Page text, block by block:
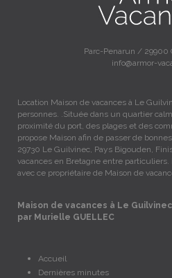
Parc-Penarun / 29900
info@armor-
Location Maison de vacances à Le
personnes. .Située dans un quartier
proximité du port, des plages et des
propose Maison afin de passer de
29730 Le Guilvinec, Pays Bigouden,
vacances en Bretagne entre
avec ce propriétaire de Maison de
Maison de vacances à Le
par Murielle GUELLEC
Accueil
Dernières minutes